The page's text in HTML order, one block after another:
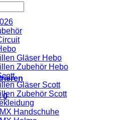
0
Gläser Hebo
Zubehör Hebo
Gläser Scott
Zubehör Scott
Handschuhe